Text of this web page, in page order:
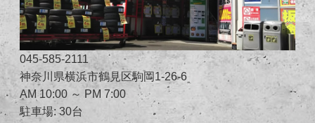
045-585-2111
神奈川県横浜市鶴見区駒岡1-26-6
AM 10:00 ～ PM 7:00
駐車場: 30台